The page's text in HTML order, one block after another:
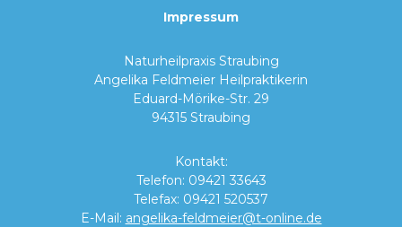
Impressum
Naturheilpraxis Straubing
Angelika Feldmeier Heilpraktikerin
Eduard-Mörike-Str. 29
94315 Straubing
Kontakt:
Telefon: 09421 33643
Telefax: 09421 520537
E-Mail: angelika-feldmeier@t-online.de